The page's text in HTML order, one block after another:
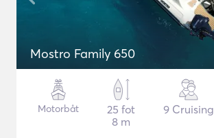
Mostro Family 650
Motorbåt
25 fot
8 m
9 Cruising